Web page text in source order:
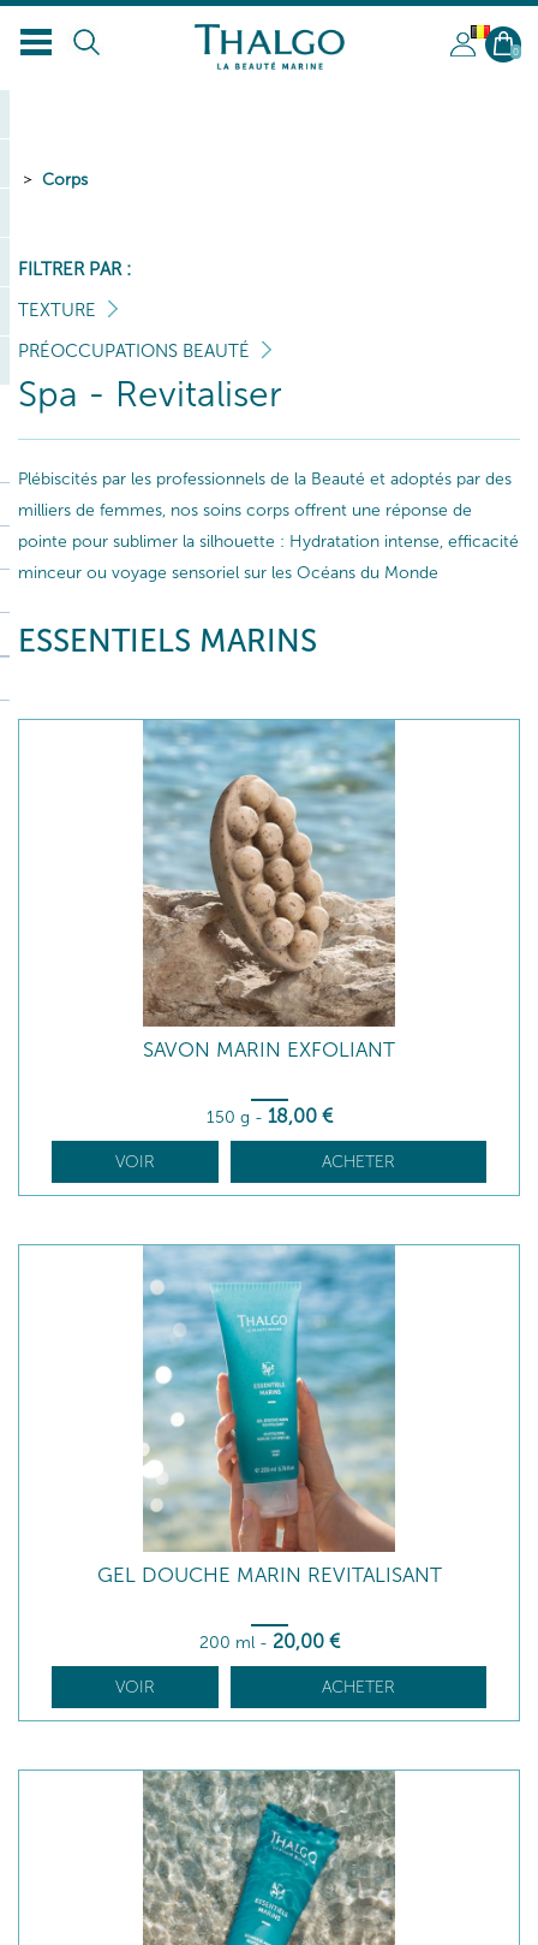
BL
0
Corps
FILTRER PAR :
TEXTURE
PRÉOCCUPATIONS BEAUTÉ
Spa - Revitaliser
Plébiscités par les professionnels de la Beauté et adoptés par des
milliers de femmes, nos soins corps offrent une réponse de
pointe pour sublimer la silhouette : Hydratation intense, efficacité
minceur ou voyage sensoriel sur les Océans du Monde
ESSENTIELS MARINS
SAVON MARIN EXFOLIANT
150 g - 18,00 €
VOIR ACHETER
GEL DOUCHE MARIN REVITALISANT
200 ml - 20,00 €
VOIR ACHETER